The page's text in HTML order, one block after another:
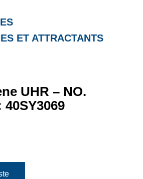
ET ATTRACTANTS
UHR – NO.
40SY3069